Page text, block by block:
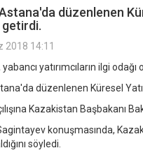
düzenlenen
2018 14:11
yatırımcıların ilgi
düzenlenen Küresel
Kazakistan Başbakanı
konuşmasında,
söyledi.